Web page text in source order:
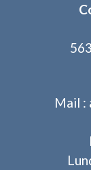
Mail :